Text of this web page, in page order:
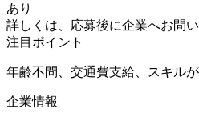
あり
詳しくは、応募後に企業へお問
注目ポイント
年齢不問、交通費支給、スキル
企業情報